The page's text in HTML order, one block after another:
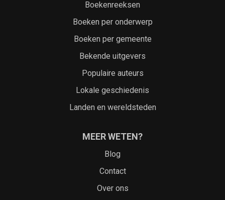
Boekenreeksen
Boeken per onderwerp
Boeken per gemeente
Bekende uitgevers
Populaire auteurs
Lokale geschiedenis
Landen en wereldsteden
MEER WETEN?
Blog
Contact
Over ons